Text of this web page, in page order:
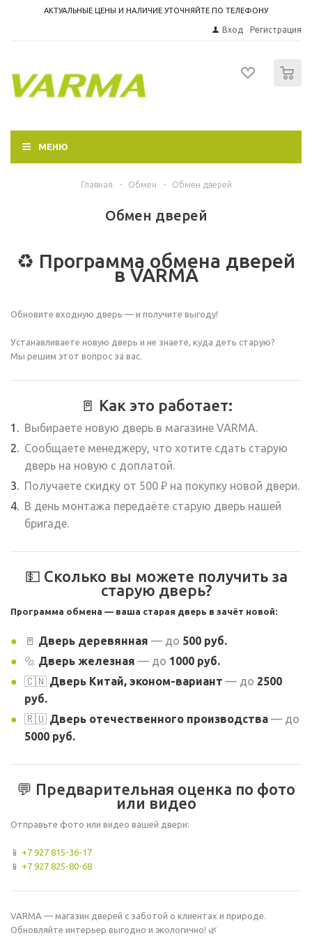
АКТУАЛЬНЫЕ ЦЕНЫ И НАЛИЧИЕ УТОЧНЯЙТЕ ПО ТЕЛЕФОНУ
Вход Регистрация
МЕНЮ
Главная - Обмен - Обмен дверей
Обмен дверей
♻️ Программа обмена дверей
в VARMA
Обновите входную дверь — и получите выгоду!
Устанавливаете новую дверь и не знаете, куда деть старую?
Мы решим этот вопрос за вас.
🚪 Как это работает:
Выбираете новую дверь в магазине VARMA.
Сообщаете менеджеру, что хотите сдать старую
дверь на новую с доплатой.
Получаете скидку от 500 ₽ на покупку новой двери.
В день монтажа передаёте старую дверь нашей
бригаде.
💵 Сколько вы можете получить за
старую дверь?
Программа обмена — ваша старая дверь в зачёт новой:
🚪 Дверь деревянная — до 500 руб.
🔩 Дверь железная — до 1000 руб.
🇨🇳 Дверь Китай, эконом-вариант — до 2500
руб.
🇷🇺 Дверь отечественного производства — до
5000 руб.
💬 Предварительная оценка по фото
или видео
Отправьте фото или видео вашей двери:
📱 +7 927 815-36-17
📱 +7 927 825-80-68
VARMA — магазин дверей с заботой о клиентах и природе.
Обновляйте интерьер выгодно и экологично! 🌿